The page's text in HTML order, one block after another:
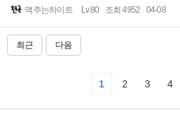
맥주는하이트 Lv.80 조회 4952 04-08
최근 다음
1 2 3 4